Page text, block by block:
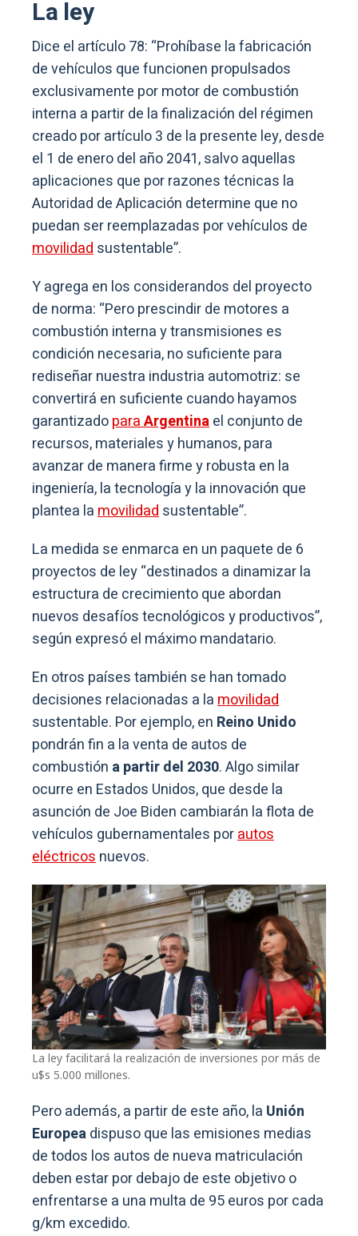
La ley
Dice el artículo 78: “Prohíbase la fabricación
de vehículos que funcionen propulsados
exclusivamente por motor de combustión
interna a partir de la finalización del régimen
creado por artículo 3 de la presente ley, desde
el 1 de enero del año 2041, salvo aquellas
aplicaciones que por razones técnicas la
Autoridad de Aplicación determine que no
puedan ser reemplazadas por vehículos de
movilidadsustentable”.
Y agrega en los considerandos del proyecto
de norma: “Pero prescindir de motores a
combustión interna y transmisiones es
condición necesaria, no suficiente para
rediseñar nuestra industria automotriz: se
convertirá en suficiente cuando hayamos
garantizadoparaArgentinael conjunto de
recursos, materiales y humanos, para
avanzar de manera firme y robusta en la
ingeniería, la tecnología y la innovación que
plantea lamovilidadsustentable”.
La medida se enmarca en un paquete de 6
proyectos de ley “destinados a dinamizar la
estructura de crecimiento que abordan
nuevos desafíos tecnológicos y productivos”,
según expresó el máximo mandatario.
En otros países también se han tomado
decisiones relacionadas a lamovilidad
sustentable. Por ejemplo, en Reino Unido
pondrán fin a la venta de autos de
combustión a partir del 2030. Algo similar
ocurre en Estados Unidos, que desde la
asunción de Joe Biden cambiarán la flota de
vehículos gubernamentales porautos
eléctricosnuevos.
La ley facilitará la realización de inversiones por más de
u$s 5.000 millones.
Pero además, a partir de este año, la Unión
Europeadispuso que las emisiones medias
de todos los autos de nueva matriculación
deben estar por debajo de este objetivo o
enfrentarse a una multa de 95 euros por cada
g/km excedido.